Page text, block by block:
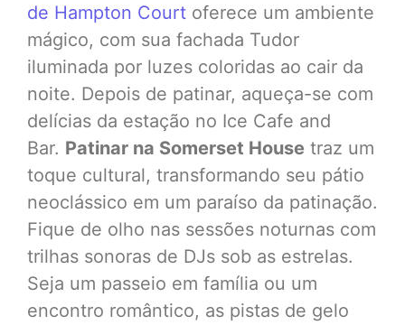
de Hampton Court oferece um ambiente
mágico, com sua fachada Tudor
iluminada por luzes coloridas ao cair da
noite. Depois de patinar, aqueça-se com
delícias da estação no Ice Cafe and
Bar. Patinar na Somerset House traz um
toque cultural, transformando seu pátio
neoclássico em um paraíso da patinação.
Fique de olho nas sessões noturnas com
trilhas sonoras de DJs sob as estrelas.
Seja um passeio em família ou um
encontro romântico, as pistas de gelo